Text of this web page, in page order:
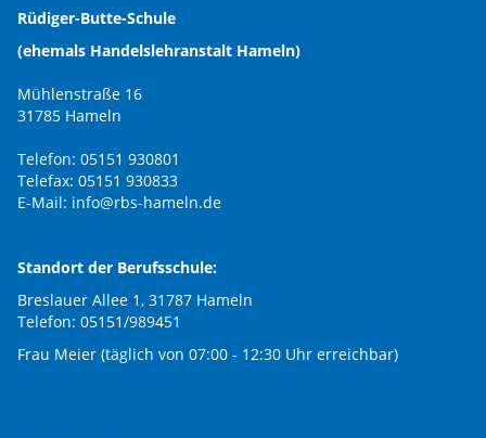
Rüdiger-Butte-Schule
(ehemals Handelslehranstalt Hameln)
Mühlenstraße 16
31785 Hameln
Telefon: 05151 930801
Telefax: 05151 930833
E-Mail: info@rbs-hameln.de
Standort der Berufsschule:
Breslauer Allee 1, 31787 Hameln
Telefon: 05151/989451
Frau Meier (täglich von 07:00 - 12:30 Uhr erreichbar)